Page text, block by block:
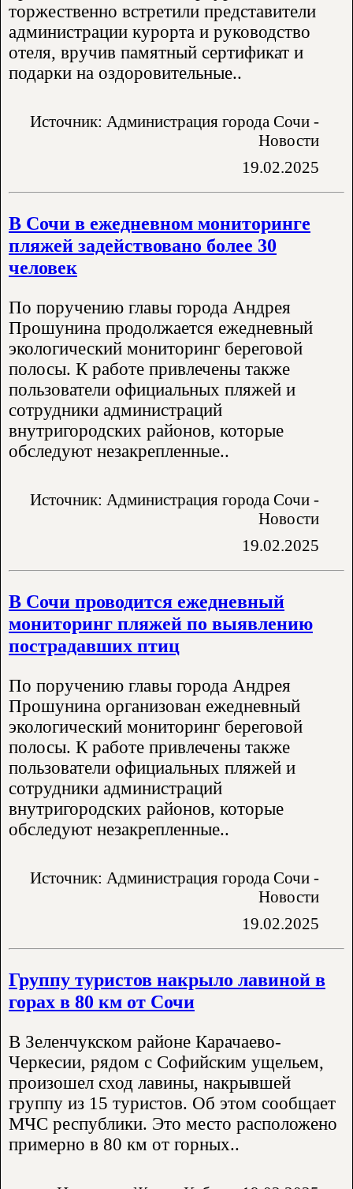
торжественно встретили представители
администрации курорта и руководство
отеля, вручив памятный сертификат и
подарки на оздоровительные..
Источник: Администрация города Сочи -
Новости
19.02.2025
В Сочи в ежедневном мониторинге
пляжей задействовано более 30
человек
По поручению главы города Андрея
Прошунина продолжается ежедневный
экологический мониторинг береговой
полосы. К работе привлечены также
пользователи официальных пляжей и
сотрудники администраций
внутригородских районов, которые
обследуют незакрепленные..
Источник: Администрация города Сочи -
Новости
19.02.2025
В Сочи проводится ежедневный
мониторинг пляжей по выявлению
пострадавших птиц
По поручению главы города Андрея
Прошунина организован ежедневный
экологический мониторинг береговой
полосы. К работе привлечены также
пользователи официальных пляжей и
сотрудники администраций
внутригородских районов, которые
обследуют незакрепленные..
Источник: Администрация города Сочи -
Новости
19.02.2025
Группу туристов накрыло лавиной в
горах в 80 км от Сочи
В Зеленчукском районе Карачаево-
Черкесии, рядом с Софийским ущельем,
произошел сход лавины, накрывшей
группу из 15 туристов. Об этом сообщает
МЧС республики. Это место расположено
примерно в 80 км от горных..